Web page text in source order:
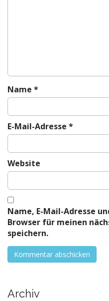
n
Name *
E-Mail-Adresse *
Website
Name, E-Mail-Adresse
Browser für meinen
speichern.
Archiv